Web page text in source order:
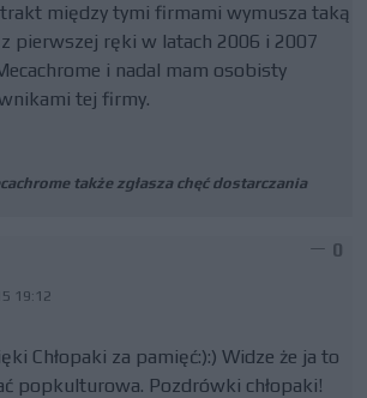
między tymi firmami wymusza taką
pierwszej ręki w latach 2006 i 2007
i nadal mam osobisty
tej firmy.
także zgłasza chęć dostarczania
19:12
0
Chłopaki za pamięć:):) Widze że ja to
popkulturowa. Pozdrówki chłopaki!